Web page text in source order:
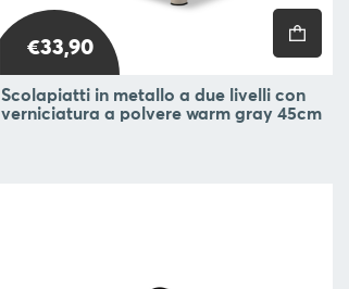
€33,90
Scolapiatti in metallo a due livelli con
verniciatura a polvere warm gray 45cm